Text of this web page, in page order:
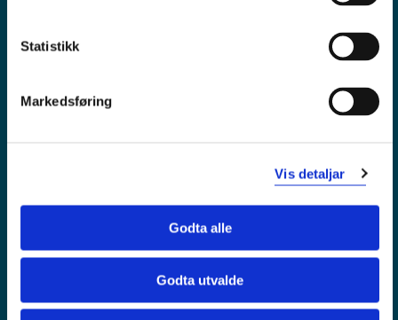
Statistikk
Markedsføring
Vis detaljar
Godta alle
Godta utvalde